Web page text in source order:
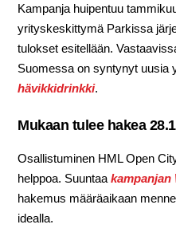
Kampanja huipentuu
yrityskeskittymä Parkissa
tulokset esitellään.
Suomessa on syntynyt uusia
hävikkidrinkki.
Mukaan tulee hakea
Osallistuminen HML Open
helppoa. Suuntaakampanjan
hakemus määräaikaan
idealla.